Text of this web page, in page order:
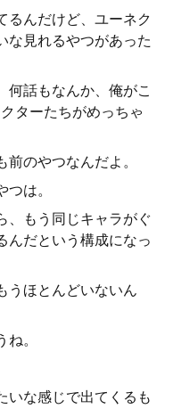
るんだけど、ユーネク
な見れるやつがあった
何話もなんか、俺がこ
ターたちがめっちゃ
のやつなんだよ。
は。
、もう同じキャラがぐ
んだという構成になっ
うほとんどいないん
。
いな感じで出てくるも